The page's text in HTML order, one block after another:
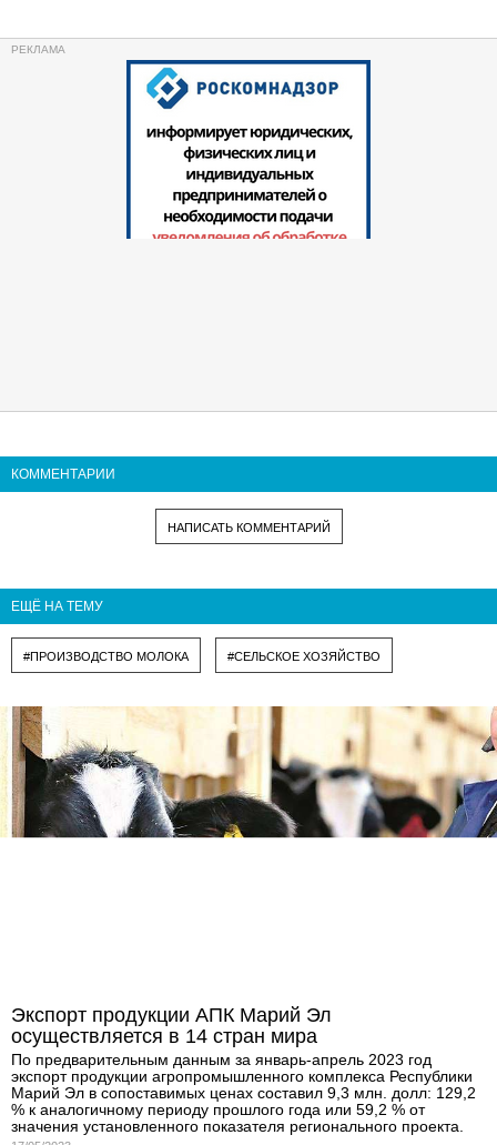
КОММЕНТАРИИ
НАПИСАТЬ КОММЕНТАРИЙ
ЕЩЁ НА ТЕМУ
#ПРОИЗВОДСТВО МОЛОКА #СЕЛЬСКОЕ ХОЗЯЙСТВО
Экспорт продукции АПК Марий Эл
осуществляется в 14 стран мира
По предварительным данным за январь-апрель 2023 год
экспорт продукции агропромышленного комплекса Республики
Марий Эл в сопоставимых ценах составил 9,3 млн. долл: 129,2
% к аналогичному периоду прошлого года или 59,2 % от
значения установленного показателя регионального проекта.